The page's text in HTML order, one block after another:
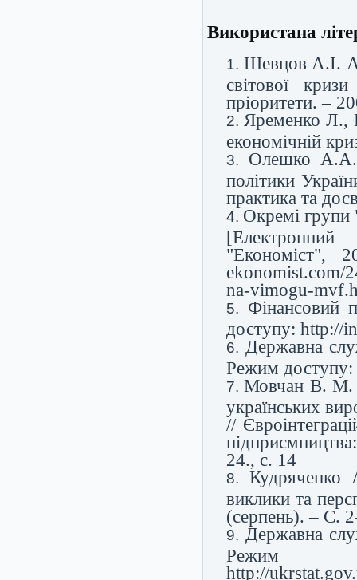
Використана
Шевцов А.І.
світової
пріоритети. –
Яременко Л.,
економічній
Олешко А.А.
політики
практика та
Окремі
"Економіст",
ekonomist.com/
na-vimogu-
Фінансовий
доступу: http://
Державна
Режим доступу:
Мовчан В. М.
українських
//
24., с. 14
Кудряченко
виклики та
(серпень). – С.
Державна
http://